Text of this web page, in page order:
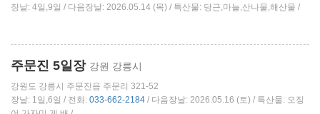
장날: 4일,9일 / 다음장날: 2026.05.14 (목) / 특산물: 당근,마늘,산나물,해산물 /
주문진 5일장 강원 강릉시
강원도 강릉시 주문진읍 주문리 321-52
장날: 1일,6일 / 전화: 033-662-2184 / 다음장날: 2026.05.16 (토) / 특산물: 오징